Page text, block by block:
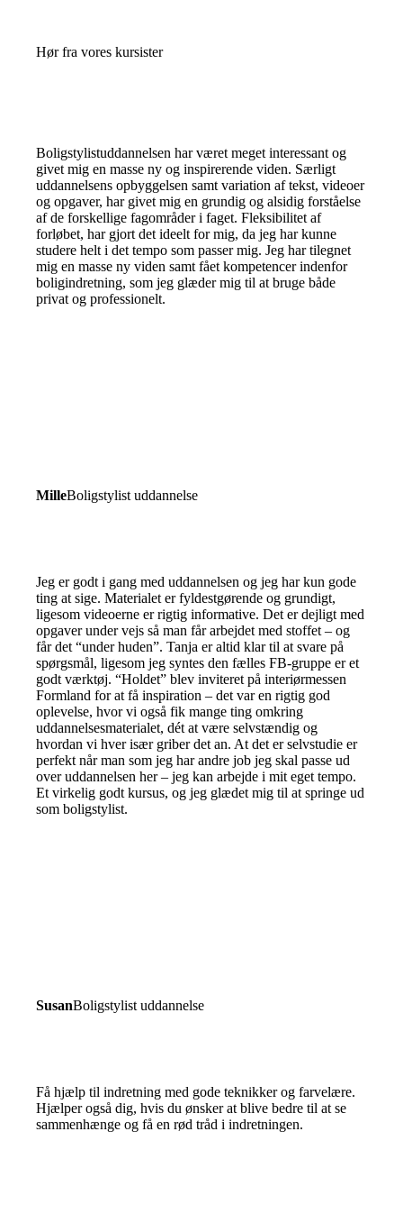
Hør fra vores kursister
Boligstylistuddannelsen har været meget interessant og
givet mig en masse ny og inspirerende viden. Særligt
uddannelsens opbyggelsen samt variation af tekst, videoer
og opgaver, har givet mig en grundig og alsidig forståelse
af de forskellige fagområder i faget. Fleksibilitet af
forløbet, har gjort det ideelt for mig, da jeg har kunne
studere helt i det tempo som passer mig. Jeg har tilegnet
mig en masse ny viden samt fået kompetencer indenfor
boligindretning, som jeg glæder mig til at bruge både
privat og professionelt.
MilleBoligstylist uddannelse
Jeg er godt i gang med uddannelsen og jeg har kun gode
ting at sige. Materialet er fyldestgørende og grundigt,
ligesom videoerne er rigtig informative. Det er dejligt med
opgaver under vejs så man får arbejdet med stoffet – og
får det “under huden”. Tanja er altid klar til at svare på
spørgsmål, ligesom jeg syntes den fælles FB-gruppe er et
godt værktøj. “Holdet” blev inviteret på interiørmessen
Formland for at få inspiration – det var en rigtig god
oplevelse, hvor vi også fik mange ting omkring
uddannelsesmaterialet, dét at være selvstændig og
hvordan vi hver især griber det an. At det er selvstudie er
perfekt når man som jeg har andre job jeg skal passe ud
over uddannelsen her – jeg kan arbejde i mit eget tempo.
Et virkelig godt kursus, og jeg glædet mig til at springe ud
som boligstylist.
SusanBoligstylist uddannelse
Få hjælp til indretning med gode teknikker og farvelære.
Hjælper også dig, hvis du ønsker at blive bedre til at se
sammenhænge og få en rød tråd i indretningen.